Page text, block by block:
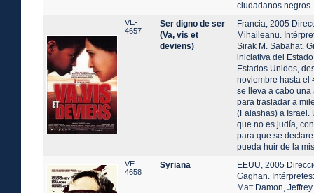
ciudadanos negros.
VE-
4657
Ser digno de ser
(Va, vis et
deviens)
Francia, 2005
Mihaileanu.
Sirak M. Sabahat.
iniciativa del
Estados Unidos,
noviembre hasta el
se lleva a cabo
para trasladar a
(Falashas) a Israel.
que no es judía,
para que se
pueda huir de la
VE-
4658
Syriana
EEUU, 2005
Gaghan.
Matt Damon,